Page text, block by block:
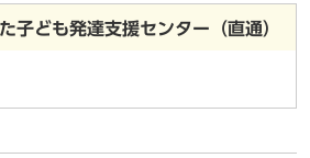
子ども発達支援センター（直通）